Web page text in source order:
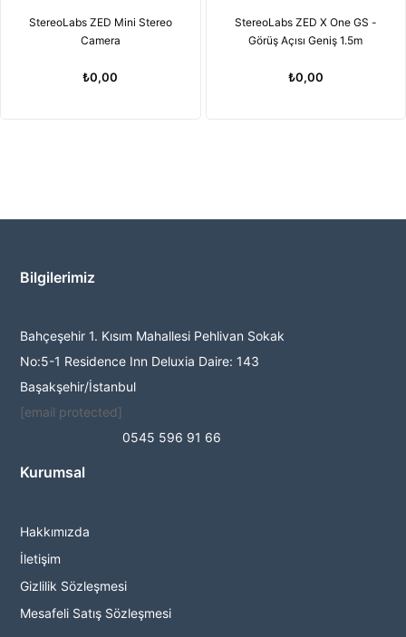
StereoLabs ZED Mini Stereo
Camera
₺0,00
StereoLabs ZED X One GS -
Görüş Açısı Geniş 1.5m
₺0,00
Bilgilerimiz
Bahçeşehir 1. Kısım Mahallesi Pehlivan Sokak
No:5-1 Residence Inn Deluxia Daire: 143
Başakşehir/İstanbul
[email protected]
0545 596 91 66
Kurumsal
Hakkımızda
İletişim
Gizlilik Sözleşmesi
Mesafeli Satış Sözleşmesi